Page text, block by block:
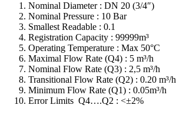
Nominal Diameter : DN 20 (3/4″)
Nominal Pressure : 10 Bar
Smallest Readable : 0.1
Registration Capacity : 99999m³
Operating Temperature : Max 50°C
Maximal Flow Rate (Q4) : 5 m³/h
Nominal Flow Rate (Q3) : 2,5 m³/h
Transitional Flow Rate (Q2) : 0.20 m³/h
Minimum Flow Rate (Q1) : 0.05m³/h
Error Limits Q4….Q2 : <±2%